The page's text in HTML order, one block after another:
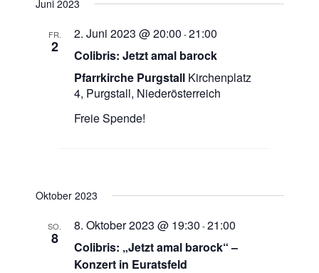
wählen.
Juni 2023
FR.
2
2. Juni 2023 @ 20:00 -21:00
Colibris: Jetzt amal barock
Pfarrkirche Purgstall Kirchenplatz
4, Purgstall, Niederösterreich
Freie Spende!
Oktober 2023
SO.
8
8. Oktober 2023 @ 19:30 -21:00
Colibris: „Jetzt amal barock“ –
Konzert in Euratsfeld